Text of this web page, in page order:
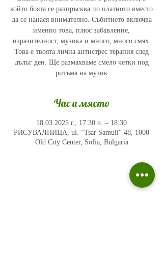
който боята се разпръсква по платното вместо
да се нанася внимателно. Събитието включва
именно това, плюс забавление,
изразителност, музика и много, много смях.
Това е твоята лична антистрес терапия след
дълъг ден. Ще размахваме смело четки под
ритъма на музик
Час и място
18.03.2025 г., 17:30 ч. – 18:30
РИСУВАЛНИЦА, ul. "Tsar Samuil" 48, 1000
Old City Center, Sofia, Bulgaria